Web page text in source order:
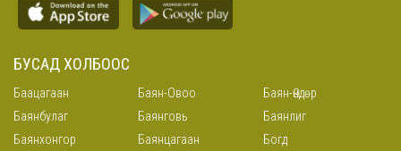
БУСАД ХОЛБООС
Баацагаан Баян-Овоо
Баян-Өндөр
Баянбулаг
Баянговь
Баянлиг
Баянхонгор
Баянцагаан
Богд